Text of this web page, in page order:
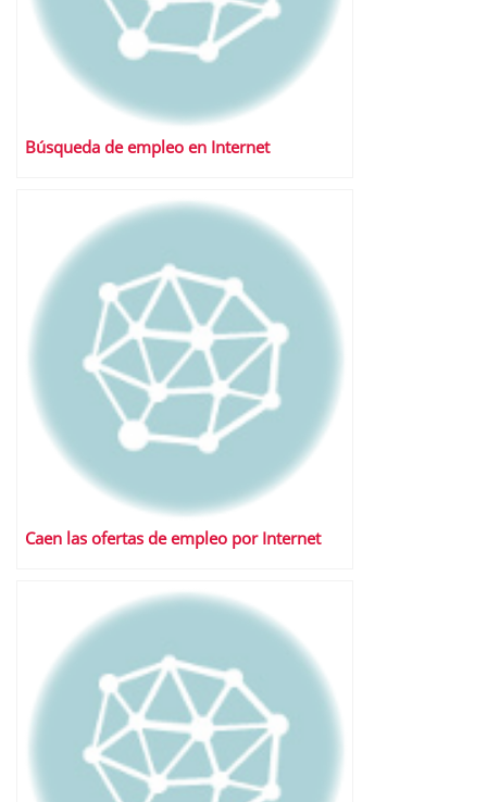
Búsqueda de empleo en Internet
Caen las ofertas de empleo por Internet